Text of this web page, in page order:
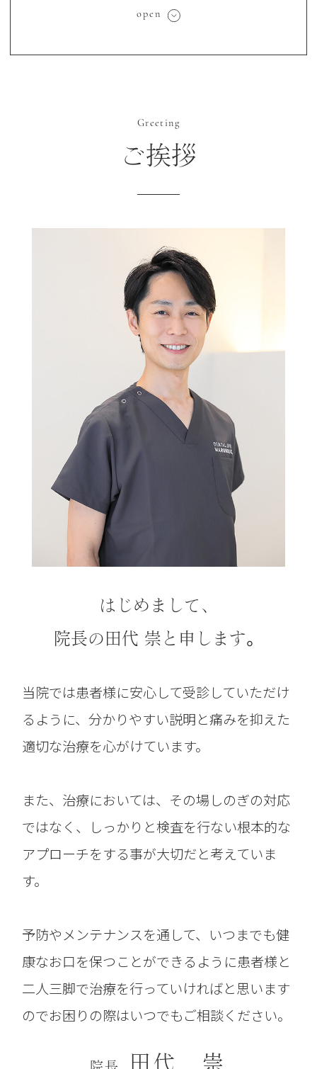
ます。
2/11（水）建国記念の日、2/23（月）天皇
Greeting
ご挨拶
はじめまして、
院長の田代 崇と申します。
当院では患者様に安心して受診していただけ
るように、分かりやすい説明と痛みを抑えた
適切な治療を心がけています。
また、治療においては、その場しのぎの対応
ではなく、しっかりと検査を行ない根本的な
アプローチをする事が大切だと考えていま
す。
予防やメンテナンスを通して、いつまでも健
康なお口を保つことができるように患者様と
二人三脚で治療を行っていければと思います
のでお困りの際はいつでもご相談ください。
田代 崇